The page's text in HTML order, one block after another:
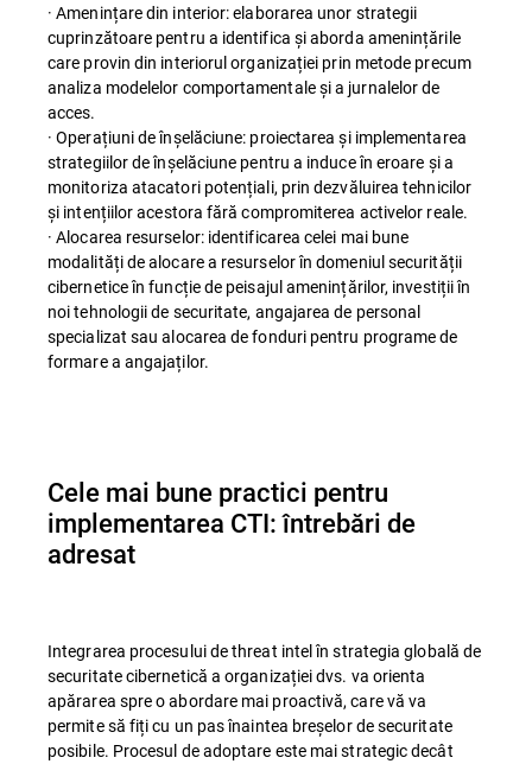
· Amenințare din interior: elaborarea unor strategii
cuprinzătoare pentru a identifica și aborda amenințările
care provin din interiorul organizației prin metode precum
analiza modelelor comportamentale și a jurnalelor de
acces.
· Operațiuni de înșelăciune: proiectarea și implementarea
strategiilor de înșelăciune pentru a induce în eroare și a
monitoriza atacatori potențiali, prin dezvăluirea tehnicilor
și intențiilor acestora fără compromiterea activelor reale.
· Alocarea resurselor: identificarea celei mai bune
modalități de alocare a resurselor în domeniul securității
cibernetice în funcție de peisajul amenințărilor, investiții în
noi tehnologii de securitate, angajarea de personal
specializat sau alocarea de fonduri pentru programe de
formare a angajaților.
Cele mai bune practici pentru
implementarea CTI: întrebări de
adresat
Integrarea procesului de threat intel în strategia globală de
securitate cibernetică a organizației dvs. va orienta
apărarea spre o abordare mai proactivă, care vă va
permite să fiți cu un pas înaintea breșelor de securitate
posibile. Procesul de adoptare este mai strategic decât